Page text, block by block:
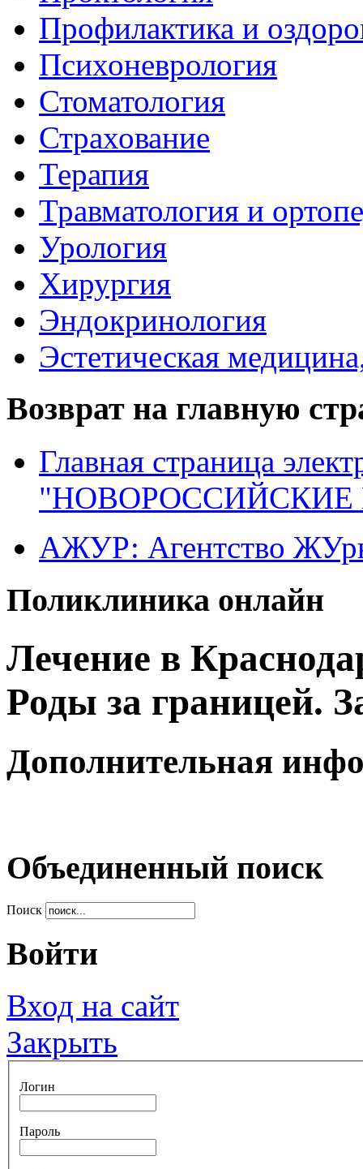
Профилактика и
Психоневрология
Стоматология
Страхование
Терапия
Травматология и
Урология
Хирургия
Эндокринология
Эстетическая
Возврат на главную
Главная страница
"НОВОРОССИЙСКИЕ
АЖУР: Агентство
Поликлиника онлайн
Лечение в
Роды за границей.
Дополнительная
Объединенный поиск
Поиск
Войти
Вход на сайт
Закрыть
Логин
Пароль